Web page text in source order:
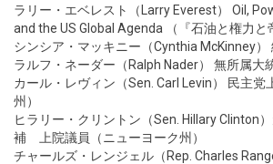
ラリー・エベレスト（Larry Everest） Oil,
and the US Global Agenda （『石油と権力と
シンシア・マッキニー（Cynthia McKinney）
ラルフ・ネーダー（Ralph Nader） 無所属大
カール・レヴィン（Sen. Carl Levin） 民主党
州）
ヒラリー・クリントン（Sen. Hillary Clinton
補 上院議員（ニューヨーク州）
チャールズ・レンジェル（Rep. Charles